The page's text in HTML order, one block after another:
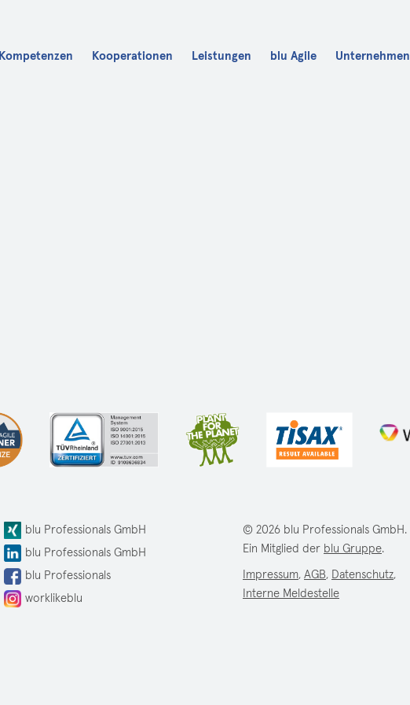
Kompetenzen Kooperationen Leistungen blu Agile Unternehmen
blu Professionals GmbH
blu Professionals GmbH
blu Professionals
worklikeblu
© 2026 blu Professionals GmbH.
Ein Mitglied der blu Gruppe.
Impressum, AGB, Datenschutz,
Interne Meldestelle